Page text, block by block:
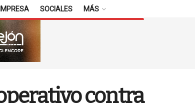
SOCIALES MÁS
contra